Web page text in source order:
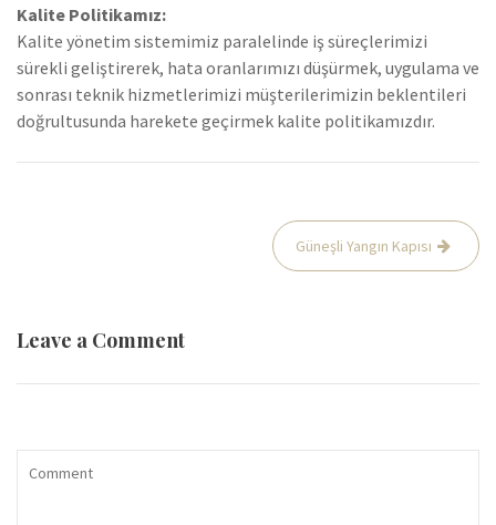
Kalite Politikamız:
Kalite yönetim sistemimiz paralelinde iş süreçlerimizi
sürekli geliştirerek, hata oranlarımızı düşürmek, uygulama ve
sonrası teknik hizmetlerimizi müşterilerimizin beklentileri
doğrultusunda harekete geçirmek kalite politikamızdır.
Güneşli Yangın Kapısı
Leave a Comment